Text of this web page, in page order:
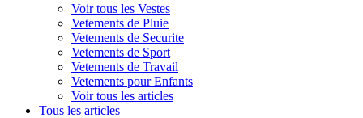
Voir tous les Vestes
Vetements de Pluie
Vetements de Securite
Vetements de Sport
Vetements de Travail
Vetements pour Enfants
Voir tous les articles
Tous les articles